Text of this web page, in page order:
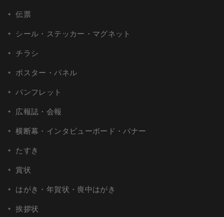
伝票
シール・ステッカー・マグネット
チラシ
ポスター・パネル
パンフレット
広報誌・会報
横断幕・インタビューボード・バナー
たすき
賞状
はがき・年賀状・喪中はがき
挨拶状